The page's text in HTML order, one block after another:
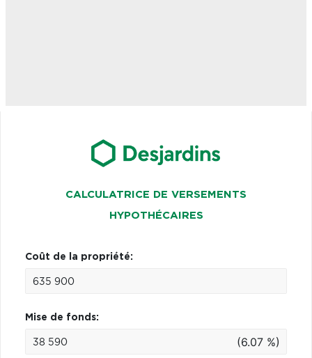
CALCULATRICE DE VERSEMENTS
HYPOTHÉCAIRES
Coût de la propriété:
Mise de fonds:
(6.07 %)